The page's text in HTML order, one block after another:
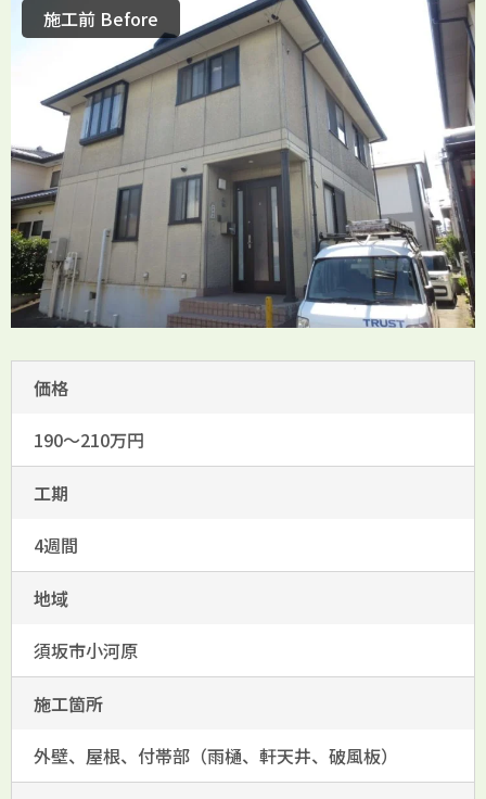
施工前 Before
価格
190～210万円
工期
4週間
地域
須坂市小河原
施工箇所
外壁、屋根、付帯部（雨樋、軒天井、破風板）